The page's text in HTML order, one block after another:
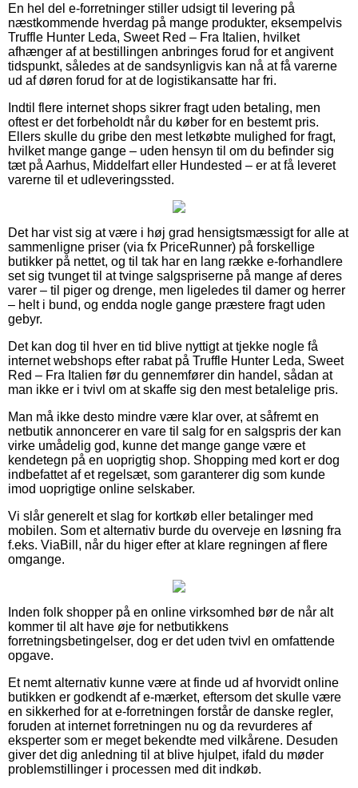
En hel del e-forretninger stiller udsigt til levering på
næstkommende hverdag på mange produkter, eksempelvis
Truffle Hunter Leda, Sweet Red – Fra Italien, hvilket
afhænger af at bestillingen anbringes forud for et angivent
tidspunkt, således at de sandsynligvis kan nå at få varerne
ud af døren forud for at de logistikansatte har fri.
Indtil flere internet shops sikrer fragt uden betaling, men
oftest er det forbeholdt når du køber for en bestemt pris.
Ellers skulle du gribe den mest letkøbte mulighed for fragt,
hvilket mange gange – uden hensyn til om du befinder sig
tæt på Aarhus, Middelfart eller Hundested – er at få leveret
varerne til et udleveringssted.
Det har vist sig at være i høj grad hensigtsmæssigt for alle at
sammenligne priser (via fx PriceRunner) på forskellige
butikker på nettet, og til tak har en lang række e-forhandlere
set sig tvunget til at tvinge salgspriserne på mange af deres
varer – til piger og drenge, men ligeledes til damer og herrer
– helt i bund, og endda nogle gange præstere fragt uden
gebyr.
Det kan dog til hver en tid blive nyttigt at tjekke nogle få
internet webshops efter rabat på Truffle Hunter Leda, Sweet
Red – Fra Italien før du gennemfører din handel, sådan at
man ikke er i tvivl om at skaffe sig den mest betalelige pris.
Man må ikke desto mindre være klar over, at såfremt en
netbutik annoncerer en vare til salg for en salgspris der kan
virke umådelig god, kunne det mange gange være et
kendetegn på en uoprigtig shop. Shopping med kort er dog
indbefattet af et regelsæt, som garanterer dig som kunde
imod uoprigtige online selskaber.
Vi slår generelt et slag for kortkøb eller betalinger med
mobilen. Som et alternativ burde du overveje en løsning fra
f.eks. ViaBill, når du higer efter at klare regningen af flere
omgange.
Inden folk shopper på en online virksomhed bør de når alt
kommer til alt have øje for netbutikkens
forretningsbetingelser, dog er det uden tvivl en omfattende
opgave.
Et nemt alternativ kunne være at finde ud af hvorvidt online
butikken er godkendt af e-mærket, eftersom det skulle være
en sikkerhed for at e-forretningen forstår de danske regler,
foruden at internet forretningen nu og da revurderes af
eksperter som er meget bekendte med vilkårene. Desuden
giver det dig anledning til at blive hjulpet, ifald du møder
problemstillinger i processen med dit indkøb.